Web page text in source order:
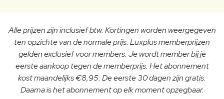
Alle prijzen zijn inclusief btw. Kortingen worden weergegeven
ten opzichte van de normale prijs. Luxplus memberprijzen
gelden exclusief voor members. Je wordt member bij je
eerste aankoop tegen de memberprijs. Het abonnement
kost maandelijks €8,95. De eerste 30 dagen zijn gratis.
Daarna is het abonnement op elk moment opzegbaar.